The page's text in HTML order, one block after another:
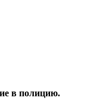
в полицию.